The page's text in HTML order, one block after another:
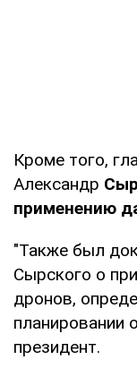
Кроме того,
Александр
применению
"Также был
Сырского о
дронов,
планировании
президент.